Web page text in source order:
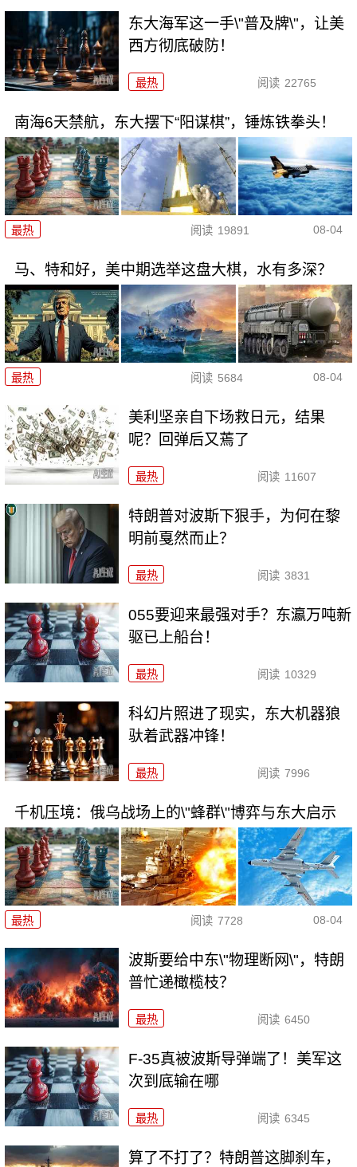
东大海军这一手\"普及牌\"，让美
西方彻底破防！
最热 阅读 22765
南海6天禁航，东大摆下“阳谋棋”，锤炼铁拳头！
最热 阅读 19891 08-04
马、特和好，美中期选举这盘大棋，水有多深？
最热 阅读 5684 08-04
美利坚亲自下场救日元，结果
呢？回弹后又蔫了
最热 阅读 11607
特朗普对波斯下狠手，为何在黎
明前戛然而止？
最热 阅读 3831
055要迎来最强对手？东瀛万吨新
驱已上船台！
最热 阅读 10329
科幻片照进了现实，东大机器狼
驮着武器冲锋！
最热 阅读 7996
千机压境：俄乌战场上的\"蜂群\"博弈与东大启示
最热 阅读 7728 08-04
波斯要给中东\"物理断网\"，特朗
普忙递橄榄枝？
最热 阅读 6450
F-35真被波斯导弹端了！美军这
次到底输在哪
最热 阅读 6345
算了不打了？特朗普这脚刹车，